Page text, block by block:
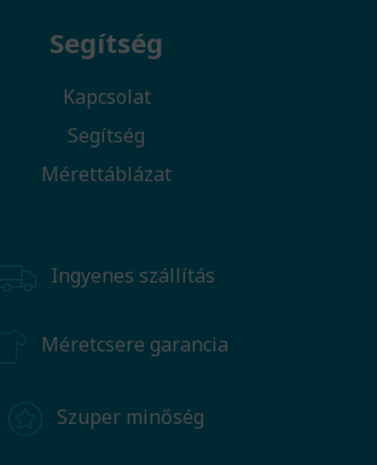
Segítség
Kapcsolat
Segítség
Mérettáblázat
Ingyenes szállítás
Méretcsere garancia
Szuper minőség